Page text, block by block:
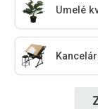
Umelé